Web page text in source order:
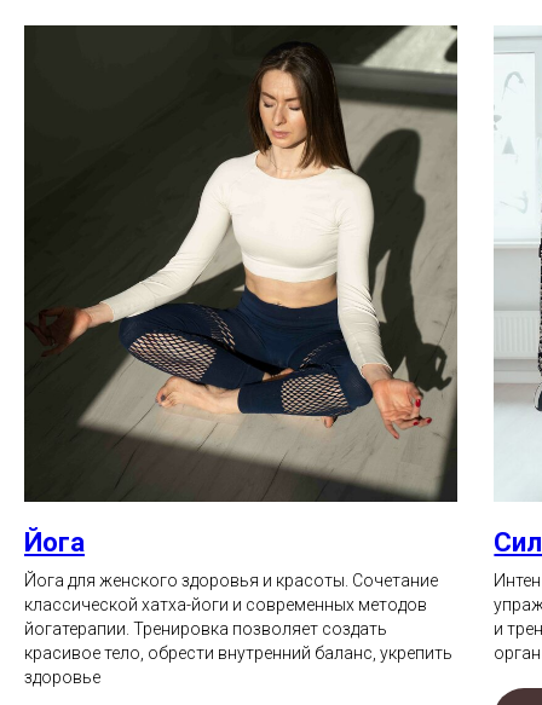
Йога
Йога для женского здоровья и красоты. Сочетание
классической хатха-йоги и современных методов
йогатерапии. Тренировка позволяет создать
красивое тело, обрести внутренний баланс, укрепить
здоровье
и